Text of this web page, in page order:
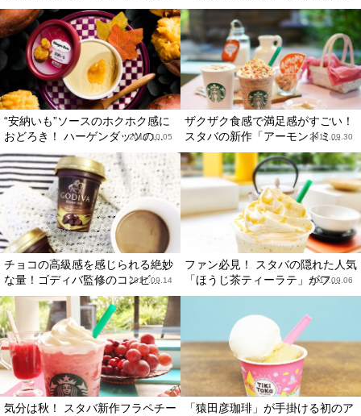
“安納いも”ソースのホクホク感に
おどろき！ ハーゲンダッツの...
2017.10.05
ザクザク食感で満足感がすごい！
スタバの新作「アーモンドミ...
2017.09.30
チョコの高級感を感じられる絶妙
な量！ゴディバ監修のコンビ...
2017.09.14
ファン必見！ スタバの隠れた人気
「ほうじ茶ティーラテ」がフ...
2017.09.06
気分は秋！ スタバ新作フラペチー
「猿田彦珈琲」が手掛ける初のア